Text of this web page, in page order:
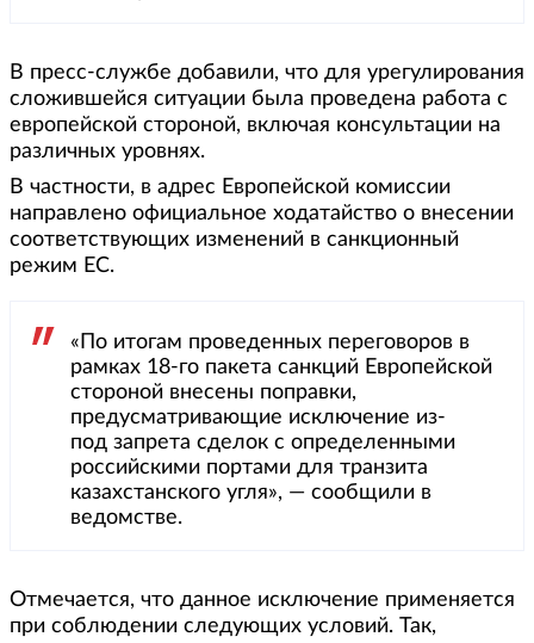
В пресс-службе добавили, что для урегулирования
сложившейся ситуации была проведена работа с
европейской стороной, включая консультации на
различных уровнях.
В частности, в адрес Европейской комиссии
направлено официальное ходатайство о внесении
соответствующих изменений в санкционный
режим ЕС.
«По итогам проведенных переговоров в
рамках 18-го пакета санкций Европейской
стороной внесены поправки,
предусматривающие исключение из-
под запрета сделок с определенными
российскими портами для транзита
казахстанского угля», — сообщили в
ведомстве.
Отмечается, что данное исключение применяется
при соблюдении следующих условий. Так,